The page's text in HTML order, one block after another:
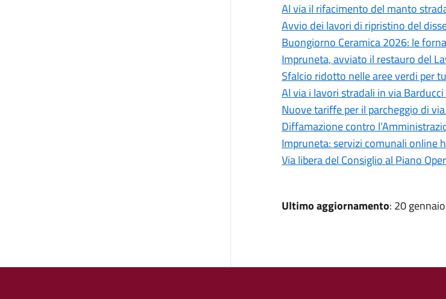
Al via il rifacimento del manto
Avvio dei lavori di ripristino del
Buongiorno Ceramica 2026: le
Impruneta, avviato il restauro del
Sfalcio ridotto nelle aree verdi per
Al via i lavori stradali in via
Nuove tariffe per il parcheggio di
Diffamazione contro
Impruneta: servizi comunali online
Via libera del Consiglio al Piano
Ultimo aggiornamento: 20